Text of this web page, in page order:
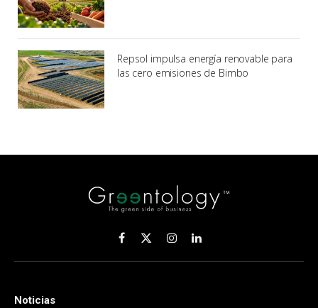
Repsol impulsa energía renovable para
las cero emisiones de Bimbo
Facebook
X
(Twitter)
InstagramLinkedIn
Noticias